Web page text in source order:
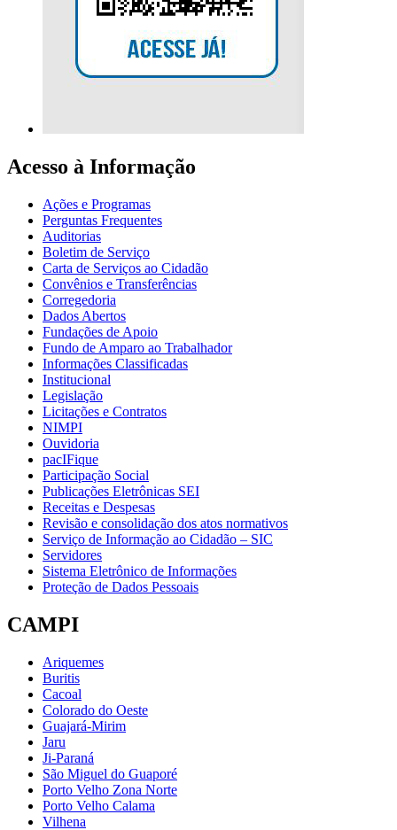
Acesso à Informação
Ações e Programas
Perguntas Frequentes
Auditorias
Boletim de Serviço
Carta de Serviços ao Cidadão
Convênios e Transferências
Corregedoria
Dados Abertos
Fundações de Apoio
Fundo de Amparo ao Trabalhador
Informações Classificadas
Institucional
Legislação
Licitações e Contratos
NIMPI
Ouvidoria
pacIFique
Participação Social
Publicações Eletrônicas SEI
Receitas e Despesas
Revisão e consolidação dos atos normativos
Serviço de Informação ao Cidadão – SIC
Servidores
Sistema Eletrônico de Informações
Proteção de Dados Pessoais
CAMPI
Ariquemes
Buritis
Cacoal
Colorado do Oeste
Guajará-Mirim
Jaru
Ji-Paraná
São Miguel do Guaporé
Porto Velho Zona Norte
Porto Velho Calama
Vilhena